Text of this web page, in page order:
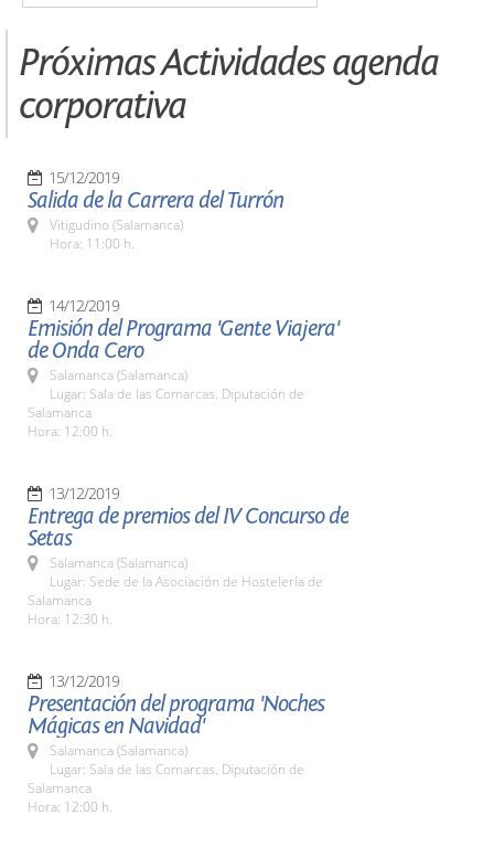
Próximas Actividades agenda
corporativa
15/12/2019
Salida de la Carrera del Turrón
Vitigudino (Salamanca)
Hora: 11:00 h.
14/12/2019
Emisión del Programa 'Gente Viajera'
de Onda Cero
Salamanca (Salamanca)
Lugar: Sala de las Comarcas. Diputación de
Salamanca
Hora: 12:00 h.
13/12/2019
Entrega de premios del IV Concurso de
Setas
Salamanca (Salamanca)
Lugar: Sede de la Asociación de Hostelería de
Salamanca
Hora: 12:30 h.
13/12/2019
Presentación del programa 'Noches
Mágicas en Navidad'
Salamanca (Salamanca)
Lugar: Sala de las Comarcas. Diputación de
Salamanca
Hora: 12:00 h.